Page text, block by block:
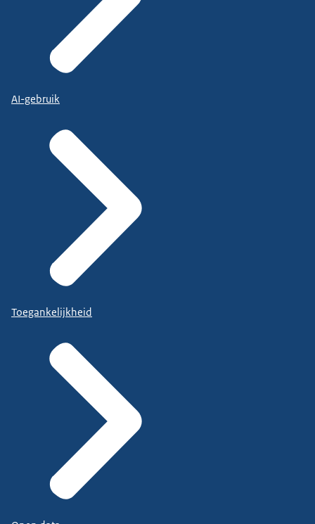
AI-gebruik
Toegankelijkheid